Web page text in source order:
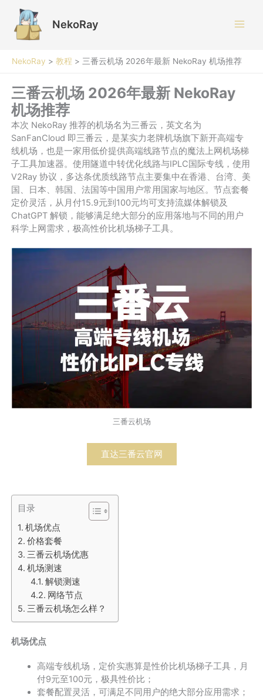
NekoRay
NekoRay > 教程 > 三番云机场 2026年最新 NekoRay 机场推荐
三番云机场 2026年最新 NekoRay
机场推荐
本次 NekoRay 推荐的机场名为三番云，英文名为
SanFanCloud 即三番云，是某实力老牌机场旗下新开高端专
线机场，也是一家用低价提供高端线路节点的魔法上网机场梯
子工具加速器。使用隧道中转优化线路与IPLC国际专线，使用
V2Ray 协议，多达条优质线路节点主要集中在香港、台湾、美
国、日本、韩国、法国等中国用户常用国家与地区。节点套餐
定价灵活，从月付15.9元到100元均可支持流媒体解锁及
ChatGPT 解锁，能够满足绝大部分的应用落地与不同的用户
科学上网需求，极高性价比机场梯子工具。
三番云机场
直达三番云官网
目录
机场优点
价格套餐
三番云机场优惠
机场测速
解锁测速
网络节点
三番云机场怎么样？
机场优点
高端专线机场，定价实惠算是性价比机场梯子工具，月
付9元至100元，极具性价比；
套餐配置灵活，可满足不同用户的绝大部分应用需求；